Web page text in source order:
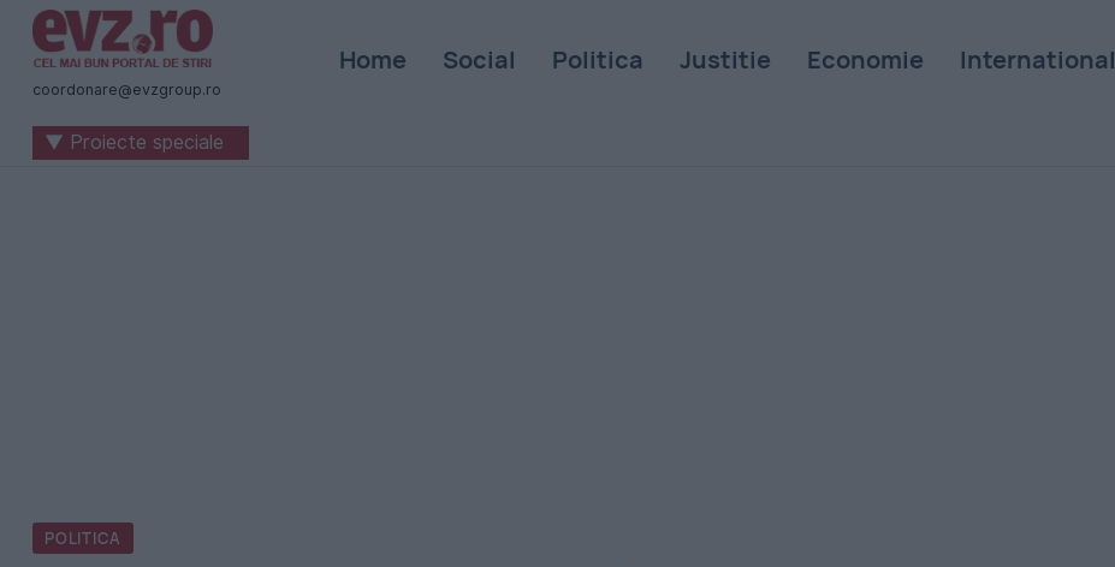
Știri
naționale
internaționale
coordonare@evzgroup.ro
Home Social Politica Justitie Economie International
▼ Proiecte speciale
POLITICA